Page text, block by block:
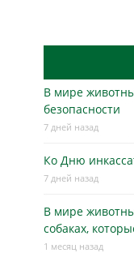
В мире
безопасности
7 дней назад
Ко Дню
7 дней назад
В мире
собаках,
1 месяц назад